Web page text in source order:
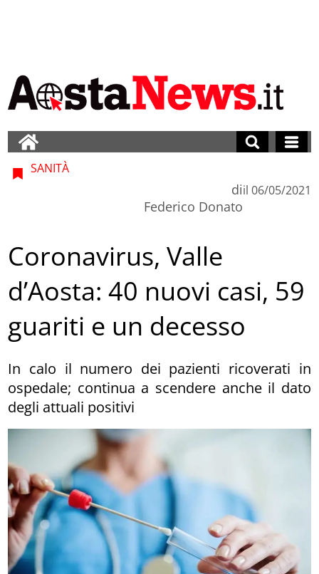
SANITÀ
di
Federico Donato
il 06/05/2021
Coronavirus, Valle
d’Aosta: 40 nuovi casi, 59
guariti e un decesso
In calo il numero dei pazienti ricoverati in
ospedale; continua a scendere anche il dato
degli attuali positivi